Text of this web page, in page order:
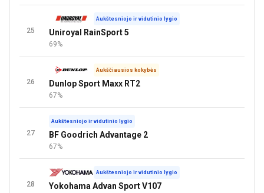
25
Aukštesniojo ir vidutinio lygio
Uniroyal RainSport 5
69%
26
Aukščiausios kokybės
Dunlop Sport Maxx RT2
67%
27
Aukštesniojo ir vidutinio lygio
BF Goodrich Advantage 2
67%
28
Aukštesniojo ir vidutinio lygio
Yokohama Advan Sport V107